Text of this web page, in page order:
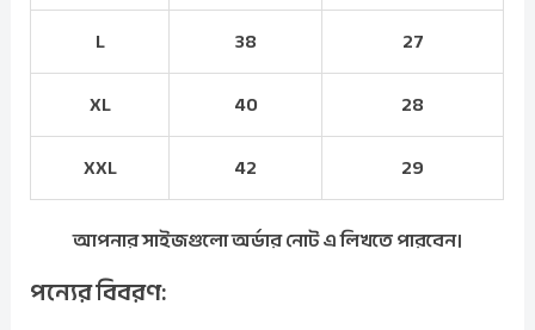
L
38
27
XL
40
28
XXL
42 29
আপনার সাইজগুলো অর্ডার নোট এ লিখতে পারবেন।
পন্যের বিবরণ: